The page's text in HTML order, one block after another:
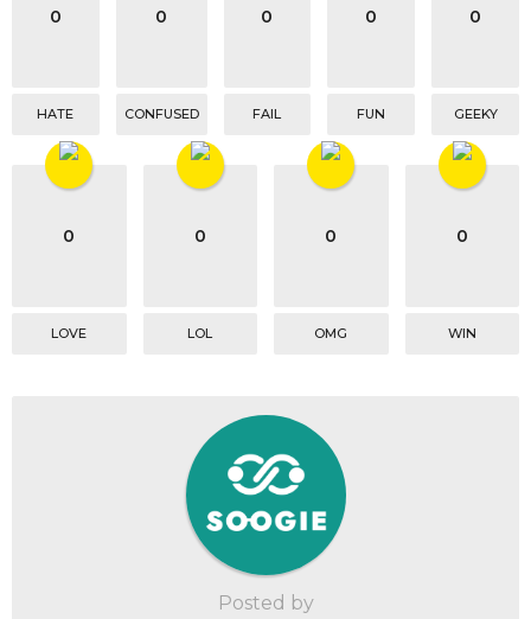
0
HATE
0
CONFUSED
0
FAIL
0
FUN
0
GEEKY
0
LOVE
0
LOL
0
OMG
0
WIN
Posted by